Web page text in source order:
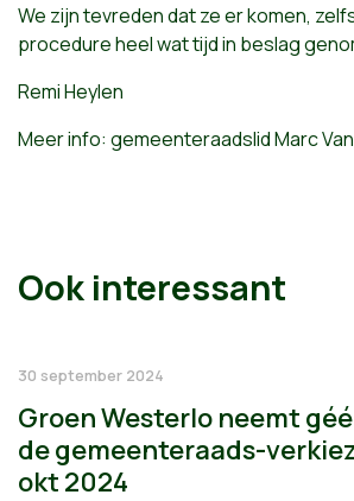
We zijn tevreden dat ze er komen,
procedure heel wat tijd in beslag
Remi Heylen
Meer info: gemeenteraadslid Marc
Ook interessant
30 september 2024
Groen Westerlo neemt
de gemeenteraads-
okt 2024